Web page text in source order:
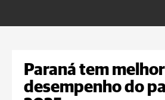
Paraná tem melhor
desempenho do